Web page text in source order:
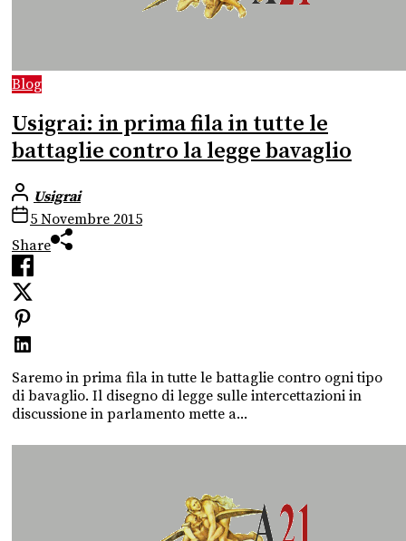
Blog
Usigrai: in prima fila in tutte le
battaglie contro la legge bavaglio
Usigrai
5 Novembre 2015
Share
Saremo in prima fila in tutte le battaglie contro ogni tipo
di bavaglio. Il disegno di legge sulle intercettazioni in
discussione in parlamento mette a...